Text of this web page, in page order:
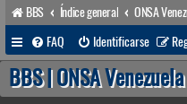
BBS Índice general
FAQ
Identificarse
BBS | ONSA Venezuela